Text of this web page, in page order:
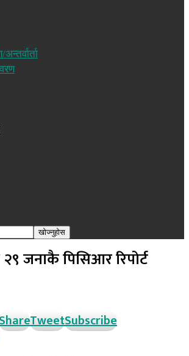
जनाकै पिसिआर रिपोर्ट
TweetSubscribe